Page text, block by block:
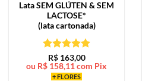
LataSEM GLÚTEN & SEM
LACTOSE*
(lata cartonada)
Avaliação5
de 5
R$163,00
ou R$ 158,11 com Pix
+ FLORES